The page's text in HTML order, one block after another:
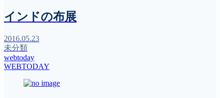
インドの布展
2016.05.23
未分類
webtoday
WEBTODAY